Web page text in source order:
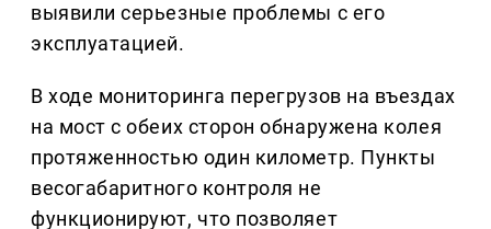
выявили серьезные проблемы с его
эксплуатацией.
В ходе мониторинга перегрузов на въездах
на мост с обеих сторон обнаружена колея
протяженностью один километр. Пункты
весогабаритного контроля не
функционируют, что позволяет